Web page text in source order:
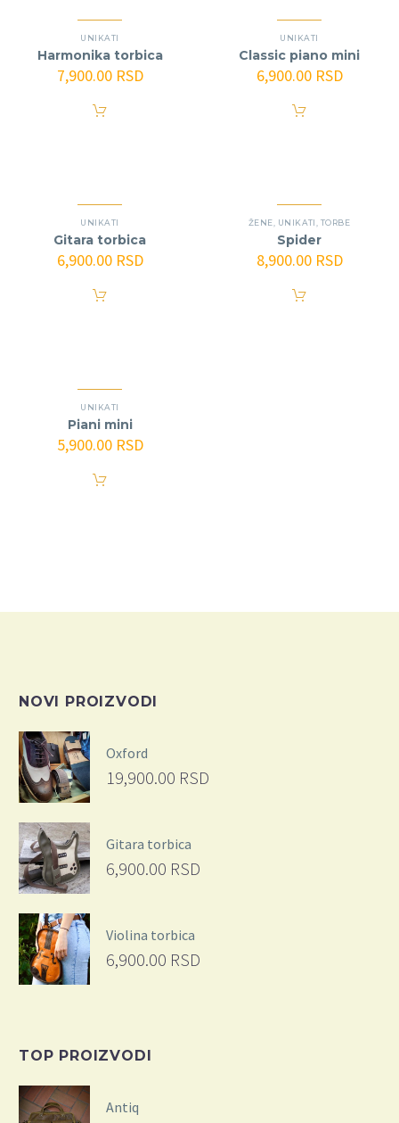
UNIKATI
Harmonika torbica
7,900.00 RSD
UNIKATI
Classic piano mini
6,900.00 RSD
UNIKATI
Gitara torbica
6,900.00 RSD
ŽENE UNIKATI TORBE
Spider
8,900.00 RSD
UNIKATI
Piani mini
5,900.00 RSD
NOVI PROIZVODI
Oxford
19,900.00 RSD
Gitara torbica
6,900.00 RSD
Violina torbica
6,900.00 RSD
TOP PROIZVODI
Antiq